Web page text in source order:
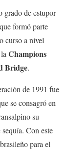
grado de estupor
formó parte
curso a nivel
Champions
Bridge.
de 1991 fue
se consagró en
su
Con este
para el